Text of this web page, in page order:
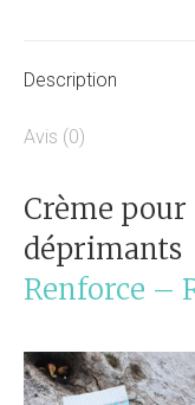
Description
Avis (0)
Crème
déprimants
Renforce –